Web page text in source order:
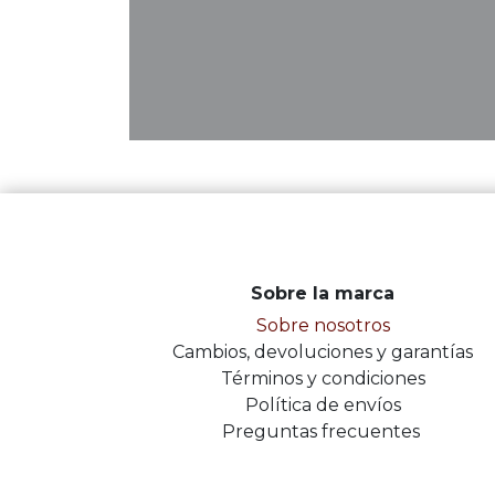
Sobre la marca
Sobre nosotros
Cambios, devoluciones y garantías
Términos y condiciones
Política de envíos
Preguntas frecuentes